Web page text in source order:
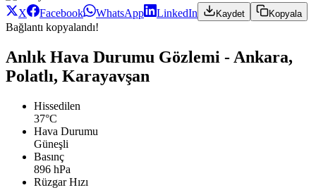
X Facebook WhatsApp LinkedIn Kaydet Kopyala
Bağlantı kopyalandı!
Anlık Hava Durumu Gözlemi - Ankara,
Polatlı, Karayavşan
Hissedilen
37°C
Hava Durumu
Güneşli
Basınç
896 hPa
Rüzgar Hızı